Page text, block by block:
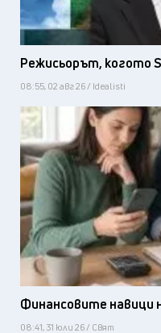
Режисьорът, когото
08:55, 02 авг 26 / Idealisti
Финансовите навици
08:41, 31 юли 26 / Свят